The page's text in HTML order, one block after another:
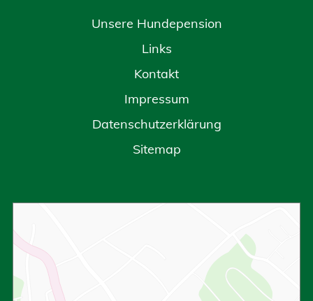
Unsere Hundepension
Links
Kontakt
Impressum
Datenschutzerklärung
Sitemap